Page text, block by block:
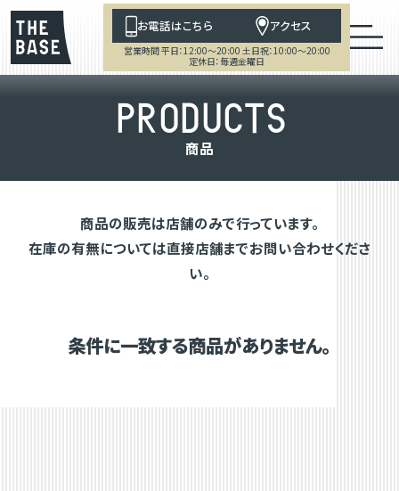
お電話はこちら アクセス
営業時間 平日：12:00～20:00 土日祝：10:00～20:00
定休日：毎週金曜日
PRODUCTS
商品
商品の販売は店舗のみで行っています。
在庫の有無については直接店舗までお問い合わせくださ
い。
条件に一致する商品がありません。